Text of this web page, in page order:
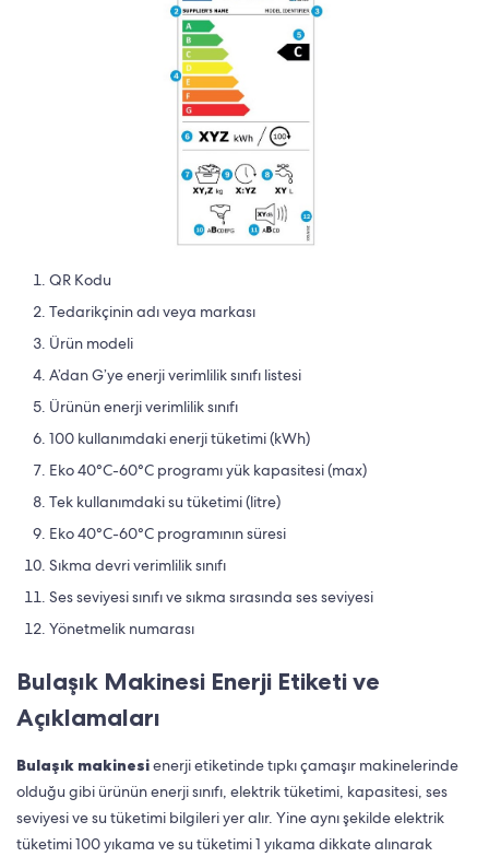
QR Kodu
Tedarikçinin adı veya markası
Ürün modeli
A’dan G’ye enerji verimlilik sınıfı listesi
Ürünün enerji verimlilik sınıfı
100 kullanımdaki enerji tüketimi (kWh)
Eko 40°C-60°C programı yük kapasitesi (max)
Tek kullanımdaki su tüketimi (litre)
Eko 40°C-60°C programının süresi
Sıkma devri verimlilik sınıfı
Ses seviyesi sınıfı ve sıkma sırasında ses seviyesi
Yönetmelik numarası
Bulaşık Makinesi Enerji Etiketi ve
Açıklamaları
Bulaşık makinesienerji etiketinde tıpkı çamaşır makinelerinde
olduğu gibi ürünün enerji sınıfı, elektrik tüketimi, kapasitesi, ses
seviyesi ve su tüketimi bilgileri yer alır. Yine aynı şekilde elektrik
tüketimi 100 yıkama ve su tüketimi 1 yıkama dikkate alınarak